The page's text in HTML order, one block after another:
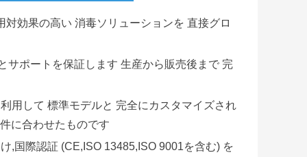
効果の高い 消毒ソリューションを 直接グロ
サポートを保証します 生産から販売後まで 完
用して 標準モデルと 完全にカスタマイズされ
に合わせたものです
,国際認証 (CE,ISO 13485,ISO 9001を含む) を